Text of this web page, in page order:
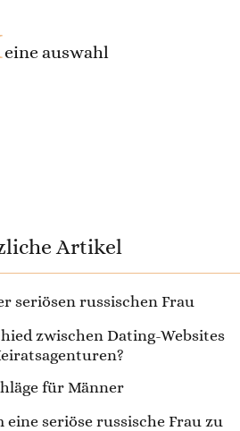
eine auswahl
Artikel
seriösen russischen Frau
zwischen Dating-Websites
für Männer
eine seriöse russische Frau zu